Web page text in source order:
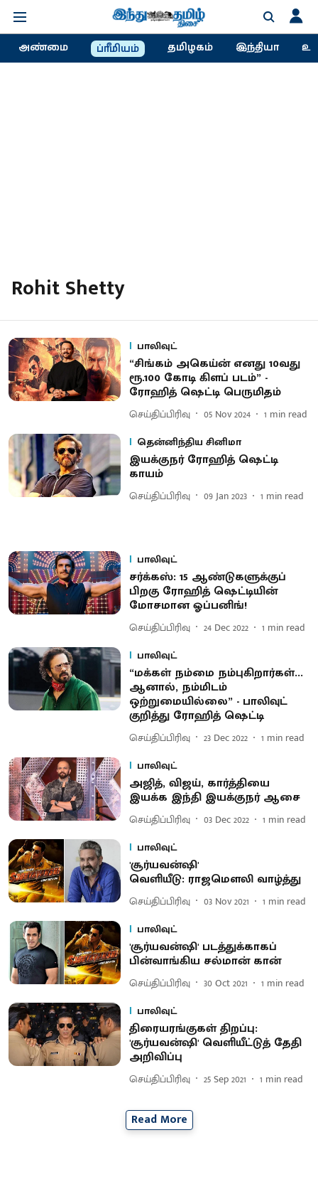
அண்மை ப்ரீமியம் தமிழகம் இந்தியா
Rohit Shetty
பாலிவுட்
“சிங்கம் அகெய்ன் எனது 10வது
ரூ.100 கோடி கிளப் படம்” -
ரோஹித் ஷெட்டி பெருமிதம்
செய்திப்பிரிவு 05 Nov 2024 1 min read
தென்னிந்திய சினிமா
இயக்குநர் ரோஹித் ஷெட்டி
காயம்
செய்திப்பிரிவு 09 Jan 2023 1 min read
பாலிவுட்
சர்க்கஸ்: 15 ஆண்டுகளுக்குப்
பிறகு ரோஹித் ஷெட்டியின்
மோசமான ஓப்பனிங்!
செய்திப்பிரிவு 24 Dec 2022 1 min read
பாலிவுட்
“மக்கள் நம்மை நம்புகிறார்கள்...
ஆனால், நம்மிடம்
ஒற்றுமையில்லை” - பாலிவுட்
குறித்து ரோஹித் ஷெட்டி
செய்திப்பிரிவு 23 Dec 2022 1 min read
பாலிவுட்
அஜித், விஜய், கார்த்தியை
இயக்க இந்தி இயக்குநர் ஆசை
செய்திப்பிரிவு 03 Dec 2022 1 min read
பாலிவுட்
'சூர்யவன்ஷி'
வெளியீடு: ராஜமெளலி வாழ்த்து
செய்திப்பிரிவு 03 Nov 2021 1 min read
பாலிவுட்
'சூர்யவன்ஷி' படத்துக்காகப்
பின்வாங்கிய சல்மான் கான்
செய்திப்பிரிவு 30 Oct 2021 1 min read
பாலிவுட்
திரையரங்குகள் திறப்பு:
'சூர்யவன்ஷி' வெளியீட்டுத் தேதி
அறிவிப்பு
செய்திப்பிரிவு 25 Sep 2021 1 min read
Read More